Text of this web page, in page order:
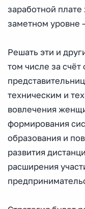
заработной
заметном уровне
Решать эти и
том числе за
техническим и
вовлечения
формирования
образования и
развития
расширения